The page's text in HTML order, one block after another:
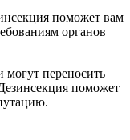
поможет вам
органов
могут переносить
поможет